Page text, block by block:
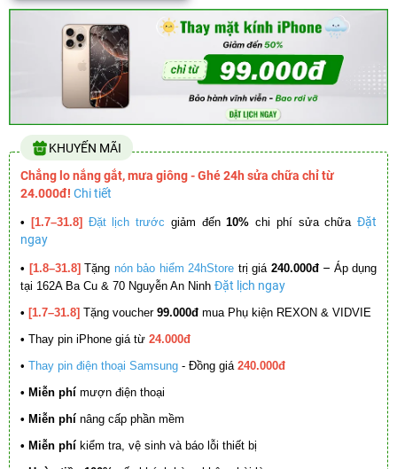
KHUYẾN MÃI
Chẳng lo nắng gắt, mưa giông - Ghé 24h sửa chữa chỉ từ
24.000đ! Chi tiết
• [1.7–31.8] Đặt lịch trước giảm đến10% chi phí sửa chữa Đặt
ngay
• [1.8–31.8] Tặng nón bảo hiểm 24hStore trị giá 240.000đ – Áp dụng
tại 162A Ba Cu & 70 Nguyễn An Ninh Đặt lịch ngay
• [1.7–31.8] Tặng voucher 99.000đ mua Phụ kiện REXON & VIDVIE
• Thay pin iPhone giá từ 24.000đ
• Thay pin điện thoại Samsung - Đồng giá 240.000đ
• Miễn phí mượn điện thoại
• Miễn phí nâng cấp phần mềm
• Miễn phí kiểm tra, vệ sinh và báo lỗi thiết bị